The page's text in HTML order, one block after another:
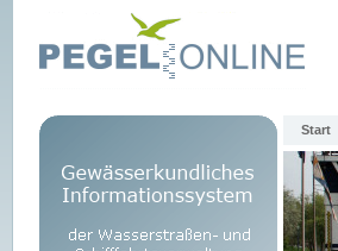
Start